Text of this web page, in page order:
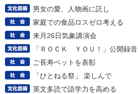
男女の愛、人物画に託し
家庭での食品ロスゼロ考える
来月26日気象講演会
「ＲＯＣＫ ＹＯＵ！」公開録音
ご長寿ペットを表彰
「ひとねる祭」 楽しんで
英文多読で語学力を高める